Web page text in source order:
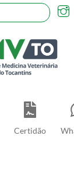
Certidão